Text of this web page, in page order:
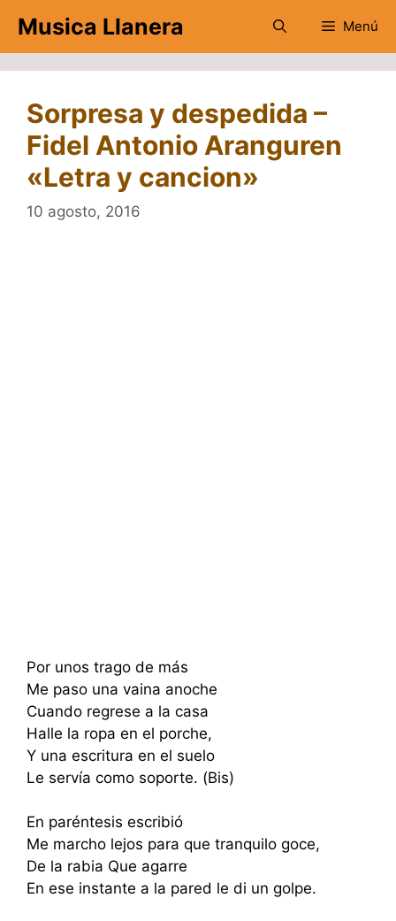
contenido
Musica Llanera Menú
Sorpresa y despedida –
Fidel Antonio Aranguren
«Letra y cancion»
10 agosto, 2016
Por unos trago de más
Me paso una vaina anoche
Cuando regrese a la casa
Halle la ropa en el porche,
Y una escritura en el suelo
Le servía como soporte. (Bis)
En paréntesis escribió
Me marcho lejos para que tranquilo goce,
De la rabia Que agarre
En ese instante a la pared le di un golpe.